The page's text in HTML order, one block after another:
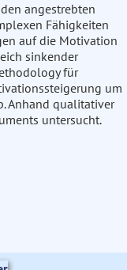
angestrebten
Fähigkeiten
auf die Motivation
sinkender
für
um
Anhand qualitativer
untersucht.